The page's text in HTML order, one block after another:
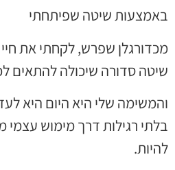
שיטה שפיתחתי
שפרש, לקחתי את חיי
סדורה שיכולה להתאים
שלי היא היום היא
רגילות דרך מימוש עצמי